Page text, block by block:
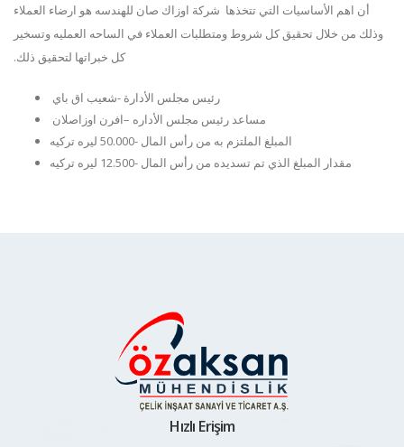
أن اهم الأساسيات التي تتخذها شركة اوزاك صان للهندسه هو ارضاء العملاء
وذلك من خلال تحقيق كل شروط ومتطلبات العملاء في الساحه العمليه وتسخير
كل خبراتها لتحقيق ذلك.
رئيس مجلس الأدارة -شعيب اق باي
مساعد رئيس مجلس الأداره –افرن اوزاصلان
المبلغ الملتزم به من رأس المال -50.000 ليره تركيه
مقدار المبلغ الذي تم تسديده من رأس المال -12.500 ليره تركيه
Hızlı Erişim